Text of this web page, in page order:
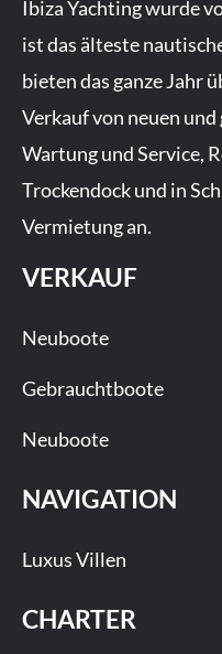
o
o
k
-
r
a
m
b
e
Ibiza Yachting wurde
ist das älteste
bieten das ganze Jahr
Verkauf von neuen
Wartung und Service,
Trockendock und in
Vermietung an.
VERKAUF
Neuboote
Gebrauchtboote
Neuboote
NAVIGATION
Luxus Villen
CHARTER